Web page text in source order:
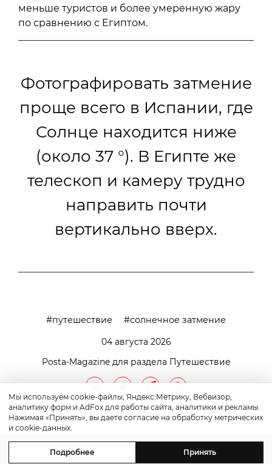
меньше туристов и более умеренную жару
по сравнению с Египтом.
Фотографировать затмение
проще всего в Испании, где
Солнце находится ниже
(около 37 °). В Египте же
телескоп и камеру трудно
направить почти
вертикально вверх.
путешествие
солнечное затмение
04 августа 2026
Posta-Magazine для раздела Путешествие
Мы используем cookie-файлы, Яндекс.Метрику, Вебвизор,
аналитику форм и AdFox для работы сайта, аналитики и рекламы.
Нажимая «Принять», вы даете согласие на обработку метрических
и cookie-данных.
Подробнее Принять